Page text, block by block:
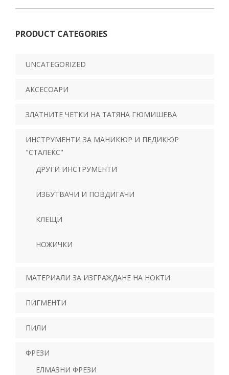
PRODUCT CATEGORIES
UNCATEGORIZED
АКСЕСОАРИ
ЗЛАТНИТЕ ЧЕТКИ НА ТАТЯНА ГЮМИШЕВА
ИНСТРУМЕНТИ ЗА МАНИКЮР И ПЕДИКЮР
"СТАЛЕКС"
ДРУГИ ИНСТРУМЕНТИ
ИЗБУТВАЧИ И ПОВДИГАЧИ
КЛЕЩИ
НОЖИЧКИ
МАТЕРИАЛИ ЗА ИЗГРАЖДАНЕ НА НОКТИ
ПИГМЕНТИ
ПИЛИ
ФРЕЗИ
ЕЛМАЗНИ ФРЕЗИ